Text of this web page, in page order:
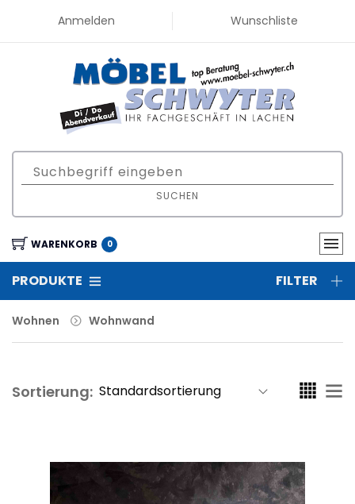
Anmelden Wunschliste
SUCHEN
WARENKORB 0
PRODUKTE FILTER
Wohnen Wohnwand
Sortierung: